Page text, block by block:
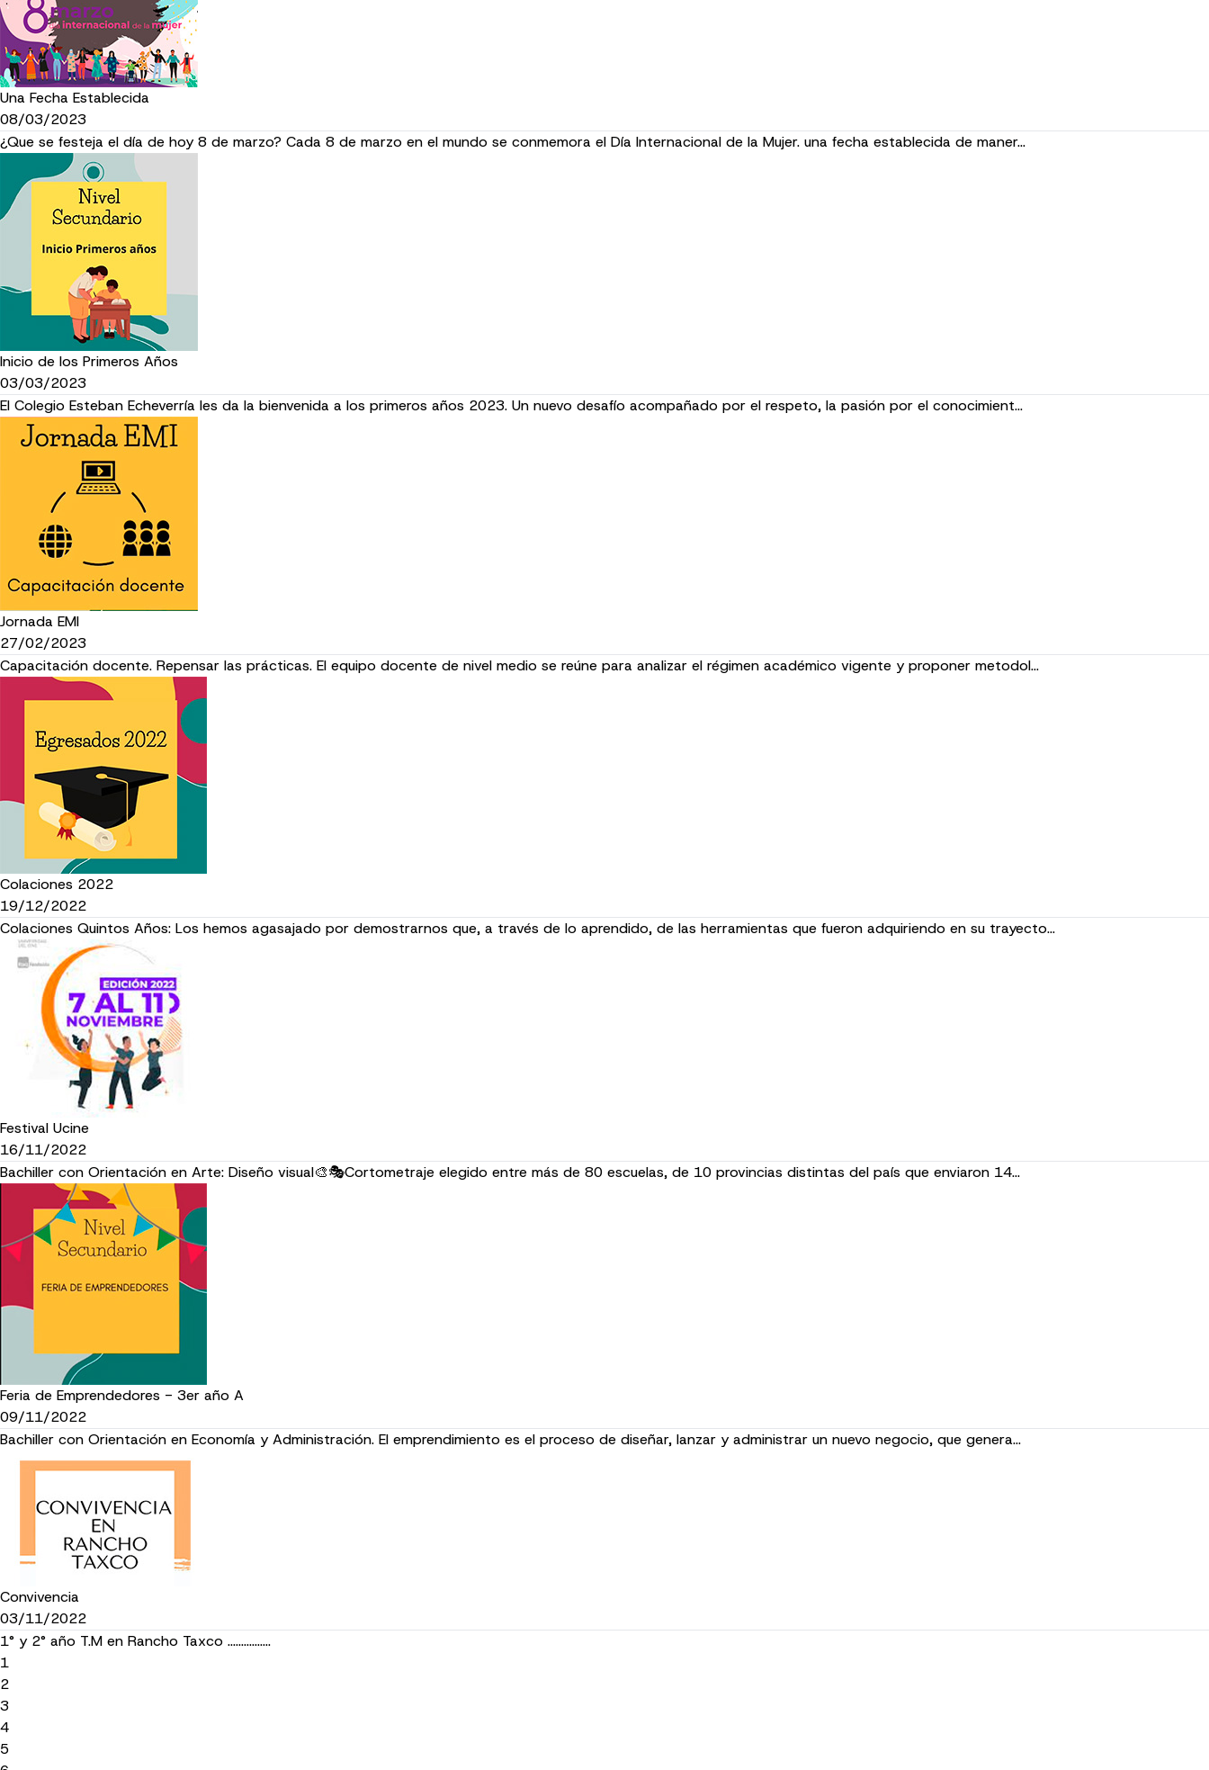
Una Fecha Establecida
08/03/2023
¿Que se festeja el día de hoy 8 de marzo? Cada 8 de marzo en el mundo se conmemora el Día Internacional de la Mujer. una fecha establecida de maner…
Inicio de los Primeros Años
03/03/2023
El Colegio Esteban Echeverría les da la bienvenida a los primeros años 2023. Un nuevo desafío acompañado por el respeto, la pasión por el conocimient…
Jornada EMI
27/02/2023
Capacitación docente. Repensar las prácticas. El equipo docente de nivel medio se reúne para analizar el régimen académico vigente y proponer metodol…
Colaciones 2022
19/12/2022
Colaciones Quintos Años: Los hemos agasajado por demostrarnos que, a través de lo aprendido, de las herramientas que fueron adquiriendo en su trayecto…
Festival Ucine
16/11/2022
Bachiller con Orientación en Arte: Diseño visual🎨🎭Cortometraje elegido entre más de 80 escuelas, de 10 provincias distintas del país que enviaron 14…
Feria de Emprendedores - 3er año A
09/11/2022
Bachiller con Orientación en Economía y Administración. El emprendimiento es el proceso de diseñar, lanzar y administrar un nuevo negocio, que genera…
Convivencia
03/11/2022
1° y 2° año T.M en Rancho Taxco ................
1
2
3
4
5